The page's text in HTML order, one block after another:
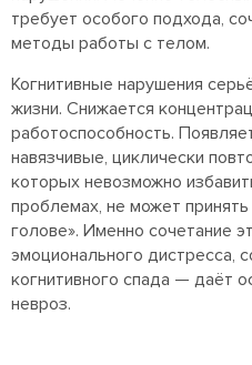
требует особого подхода,
методы работы с телом.
Когнитивные нарушения
жизни. Снижается
работоспособность.
навязчивые, циклически
которых невозможно
проблемах, не может
голове». Именно сочетание
эмоционального дистресса,
когнитивного спада — даёт
невроз.